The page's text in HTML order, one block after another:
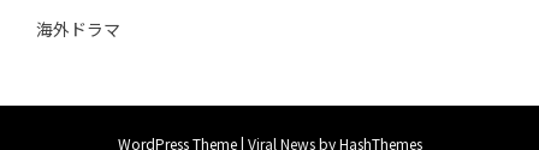
海外ドラマ
WordPress Theme| Viral Newsby HashThemes